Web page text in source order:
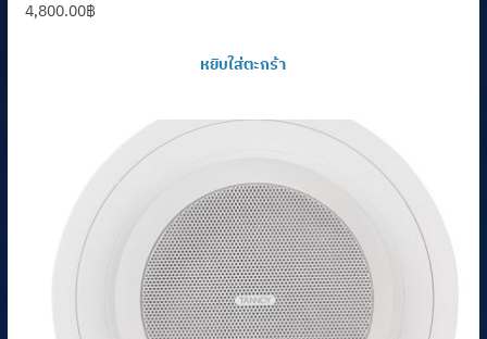
4,800.00฿
หยิบใส่ตะกร้า